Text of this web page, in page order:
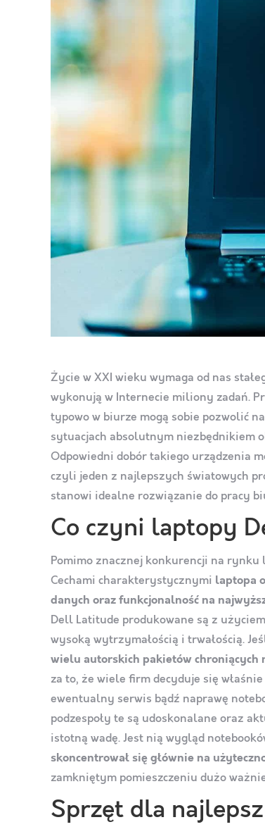
Życie w XXI wieku wymaga od nas
wykonują w Internecie miliony zadań.
typowo w biurze mogą sobie pozwolić
sytuacjach absolutnym niezbędnikiem
Odpowiedni dobór takiego urządzenia
czyli jeden z najlepszych światowych
stanowi idealne rozwiązanie do pracy
Co czyni laptopy
Pomimo znacznej konkurencji na rynku
Cechami charakterystycznymi laptopa
danych oraz funkcjonalność na
Dell Latitude produkowane są z
wysoką wytrzymałością i trwałością.
wielu autorskich pakietów chroniących
za to, że wiele firm decyduje się
ewentualny serwis bądź naprawę
podzespoły te są udoskonalane oraz
istotną wadę. Jest nią wygląd
skoncentrował się głównie na
zamkniętym pomieszczeniu dużo
Sprzęt dla